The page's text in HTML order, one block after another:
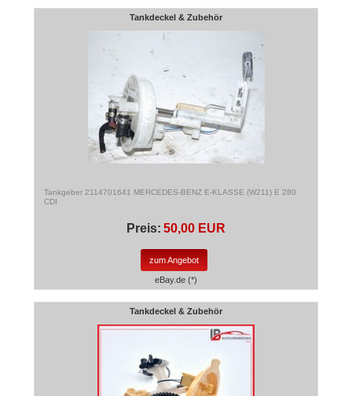
Tankdeckel & Zubehör
Tankgeber 2114701641 MERCEDES-BENZ E-KLASSE (W211) E 280
CDI
Preis: 50,00 EUR
zum Angebot
eBay.de (*)
Tankdeckel & Zubehör